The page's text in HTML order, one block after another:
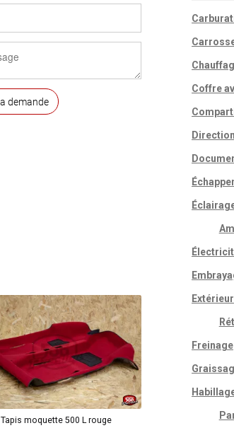
Tapis moquette 500 L rouge
Coffre
Direction
Extérieur
Freinage